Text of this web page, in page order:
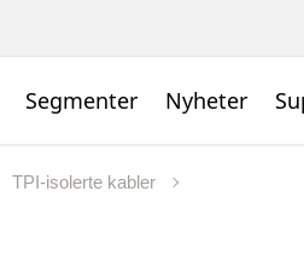
Segmenter Nyheter
TPI-isolerte kabler